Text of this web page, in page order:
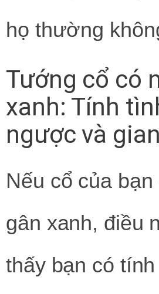
họ thường
Tướng cổ có
xanh: Tính
ngược và
Nếu cổ của
gân xanh, điều
thấy bạn có